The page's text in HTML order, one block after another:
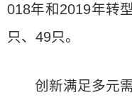
018年和2019年转
只、49只。
创新满足多元